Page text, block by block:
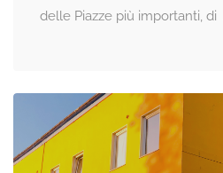
delle Piazze più importanti, di